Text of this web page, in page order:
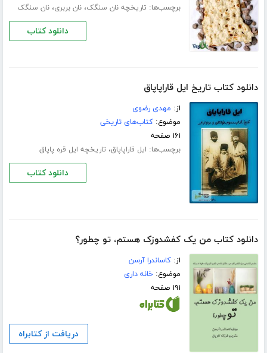
برچسب‌ها: تاریخچه نان سنگک،نان بربری،نان سنگک
دانلود کتاب
دانلود کتاب تاریخ ایل قاراپاپاق
از: مهدی رضوی
موضوع:کتاب‌های تاریخی
۱۶۱ صفحه
برچسب‌ها: ایل قاراپاپاق، تاریخچه ایل قره پاپاق
دانلود کتاب
دانلود کتاب من یک کفشدوزک هستم، تو چطور؟
از:کاساندرا آرسن
موضوع:خانه داری
۱۹۱ صفحه
دریافت از کتابراه